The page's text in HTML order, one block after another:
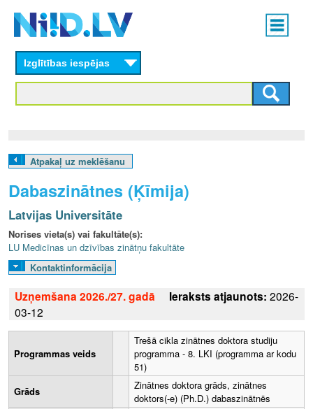
content
Main
menu
L
V
Izglītības iespējas
Atpakaļ uz meklēšanu
Dabaszinātnes (Ķīmija)
Latvijas Universitāte
Norises vieta(s) vai fakultāte(s):
LU Medicīnas un dzīvības zinātņu fakultāte
Kontaktinformācija
Uzņemšana 2026./27. gadā Ieraksts atjaunots: 2026-
03-12
Programmas veids
Trešā cikla zinātnes doktora studiju
programma - 8. LKI (programma ar kodu
51)
Grāds
Zinātnes doktora grāds, zinātnes
doktors(-e) (Ph.D.) dabaszinātnēs